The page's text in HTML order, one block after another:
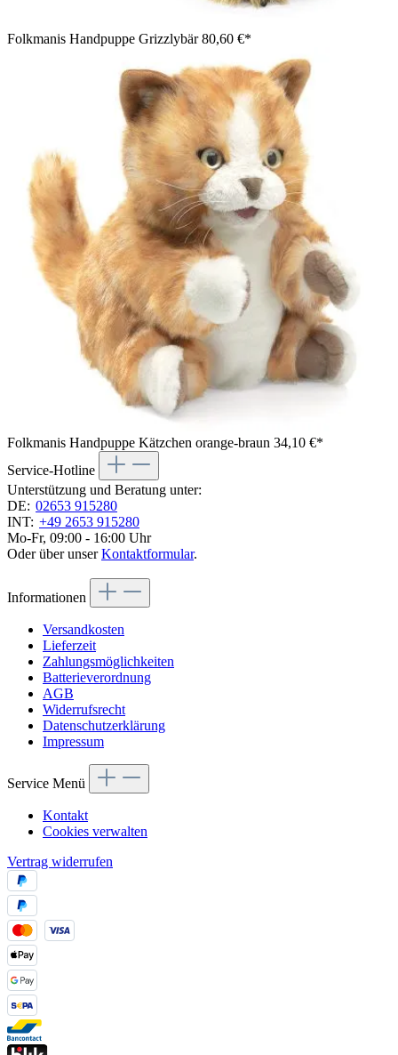
Folkmanis Handpuppe Grizzlybär80,60 €*
Folkmanis Handpuppe Kätzchen orange-braun 34,10 €*
Service-Hotline
Unterstützung und Beratung unter:
DE: 02653 915280
INT: +49 2653 915280
Mo-Fr, 09:00 - 16:00 Uhr
Oder über unserKontaktformular.
Informationen
Versandkosten
Lieferzeit
Zahlungsmöglichkeiten
Batterieverordnung
AGB
Widerrufsrecht
Datenschutzerklärung
Impressum
Service Menü
Kontakt
Cookies verwalten
Vertrag widerrufen